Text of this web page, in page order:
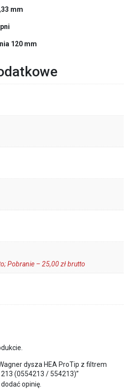
mm
120 mm
Pobranie – 25,00 zł brutto
dysza HEA ProTip z filtrem
(0554213 / 554213)”
opinię.